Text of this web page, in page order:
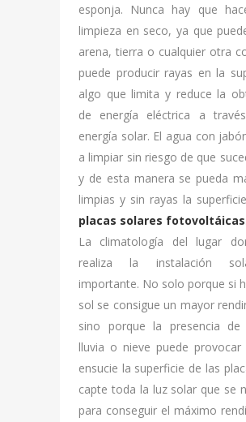
esponja. Nunca hay que
limpieza en seco, ya que
arena, tierra o cualquier otra
puede producir rayas en la
algo que limita y reduce la
de energía eléctrica a
energía solar. El agua con
a limpiar sin riesgo de que
y de esta manera se pueda
limpias y sin rayas la
placas solares fotovoltáicas
La climatología del lugar
realiza la instalación
importante. No solo porque si
sol se consigue un mayor
sino porque la presencia de
lluvia o nieve puede provocar
ensucie la superficie de las
capte toda la luz solar que se
para conseguir el máximo